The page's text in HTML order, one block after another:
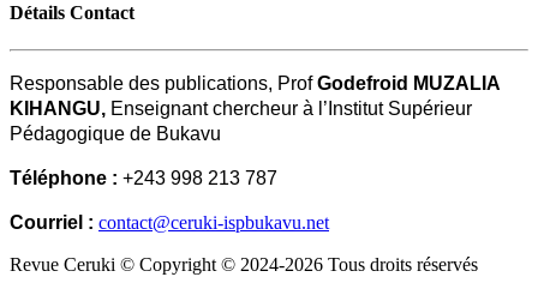
Détails Contact
Responsable des publications, ProfGodefroid MUZALIA
KIHANGU, Enseignant chercheur à l’Institut Supérieur
Pédagogique de Bukavu
Téléphone : +243 998 213 787
Courriel : contact@ceruki-ispbukavu.net
Revue Ceruki © Copyright © 2024-2026 Tous droits réservés